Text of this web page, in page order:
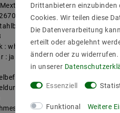
: white
: ja
: Sperring vorne
(mm) : 50
(mm) : 88
Drittanbietern einzubinden
Cookies. Wir teilen diese
Die Datenverarbeitung
erteilt oder abgelehnt
ändern oder zu widerrufen.
in unserer
Essenziell
Funktional Weitere